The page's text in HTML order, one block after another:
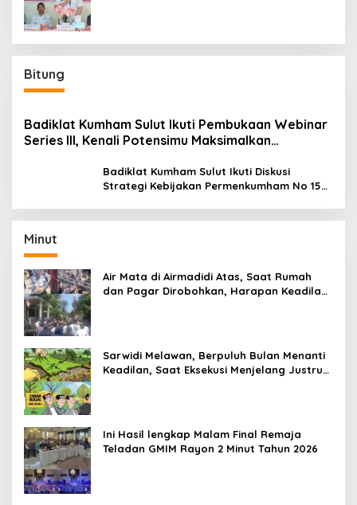
Bitung
Badiklat Kumham Sulut Ikuti Pembukaan Webinar
Series III, Kenali Potensimu Maksimalkan
Badiklat Kumham Sulut Ikuti Diskusi
Strategi Kebijakan Permenkumham No 15
Minut
Air Mata di Airmadidi Atas, Saat Rumah
dan Pagar Dirobohkan, Harapan Keadilan
Sarwidi Melawan, Berpuluh Bulan Menanti
Keadilan, Saat Eksekusi Menjelang Justru
Ini Hasil lengkap Malam Final Remaja
Teladan GMIM Rayon 2 Minut Tahun 2026